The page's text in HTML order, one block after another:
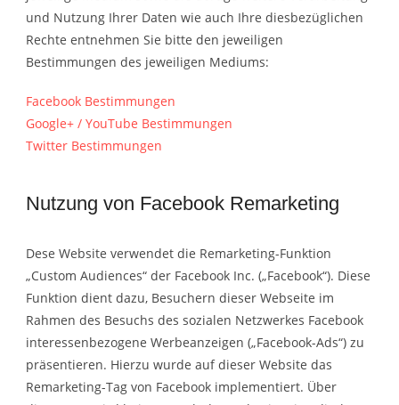
und Nutzung Ihrer Daten wie auch Ihre diesbezüglichen
Rechte entnehmen Sie bitte den jeweiligen
Bestimmungen des jeweiligen Mediums:
Facebook Bestimmungen
Google+ / YouTube Bestimmungen
Twitter Bestimmungen
Nutzung von Facebook Remarketing
Dese Website verwendet die Remarketing-Funktion
„Custom Audiences“ der Facebook Inc. („Facebook“). Diese
Funktion dient dazu, Besuchern dieser Webseite im
Rahmen des Besuchs des sozialen Netzwerkes Facebook
interessenbezogene Werbeanzeigen („Facebook-Ads“) zu
präsentieren. Hierzu wurde auf dieser Website das
Remarketing-Tag von Facebook implementiert. Über